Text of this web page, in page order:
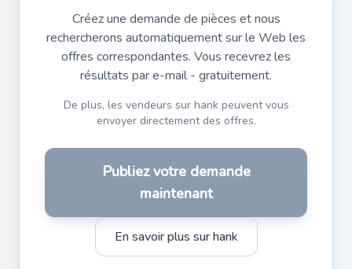
Créez une demande de pièces et nous
rechercherons automatiquement sur le Web les
offres correspondantes. Vous recevrez les
résultats par e-mail - gratuitement.
De plus, les vendeurs sur hank peuvent vous
envoyer directement des offres.
Publiez votre demande
maintenant
En savoir plus sur hank